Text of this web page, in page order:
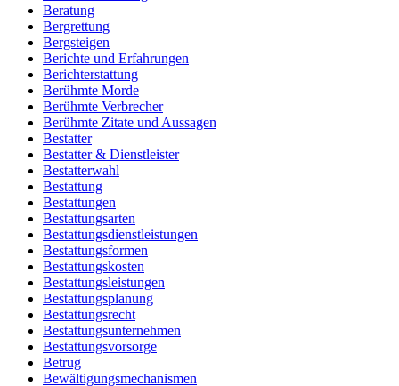
Beratung
Bergrettung
Bergsteigen
Berichte und Erfahrungen
Berichterstattung
Berühmte Morde
Berühmte Verbrecher
Berühmte Zitate und Aussagen
Bestatter
Bestatter & Dienstleister
Bestatterwahl
Bestattung
Bestattungen
Bestattungsarten
Bestattungsdienstleistungen
Bestattungsformen
Bestattungskosten
Bestattungsleistungen
Bestattungsplanung
Bestattungsrecht
Bestattungsunternehmen
Bestattungsvorsorge
Betrug
Bewältigungsmechanismen